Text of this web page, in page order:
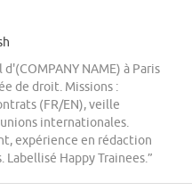
NAME) à Paris
de droit. Missions :
(FR/EN), veille
internationales.
expérience en rédaction
Happy Trainees.”